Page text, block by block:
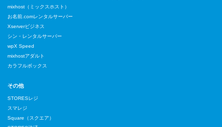
mixhost（ミックスホスト）
お名前.comレンタルサーバー
Xserverビジネス
シン・レンタルサーバー
wpX Speed
mixhostアダルト
カラフルボックス
その他
STORESレジ
スマレジ
Square（スクエア）